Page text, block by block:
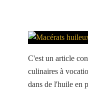
C'est un article
culinaires à
dans de l'huile en